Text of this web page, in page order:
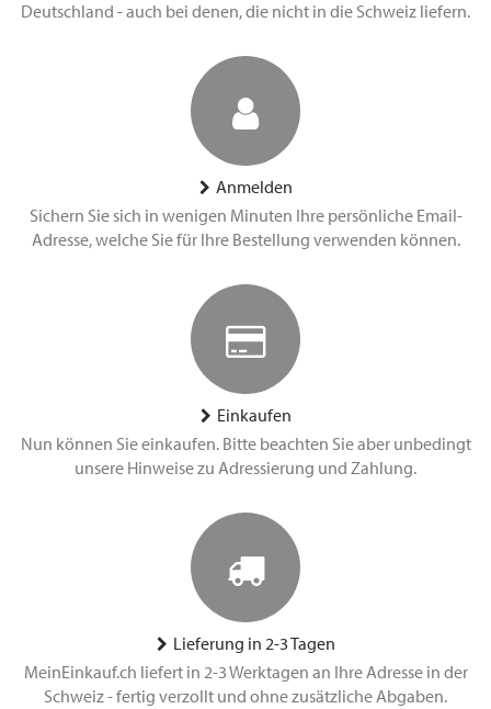
Deutschland - auch bei denen, die nicht in die Schweiz liefern.
Anmelden
Sichern Sie sich in wenigen Minuten Ihre persönliche Email-
Adresse, welche Sie für Ihre Bestellung verwenden können.
Einkaufen
Nun können Sie einkaufen. Bitte beachten Sie aber unbedingt
unsere Hinweise zu Adressierung und Zahlung.
Lieferung in 2-3 Tagen
MeinEinkauf.ch liefert in 2-3 Werktagen an Ihre Adresse in der
Schweiz - fertig verzollt und ohne zusätzliche Abgaben.